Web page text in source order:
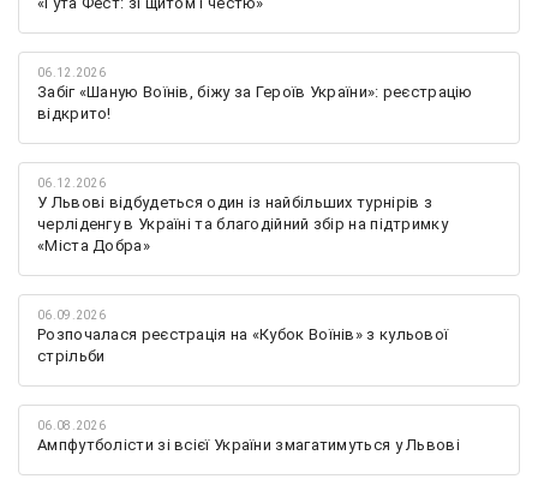
06.12.2026
Забіг «Шаную Воїнів, біжу за Героїв України»: реєстрацію
відкрито!
06.12.2026
У Львові відбудеться один із найбільших турнірів з
черліденгу в Україні та благодійний збір на підтримку
«Міста Добра»
06.09.2026
Розпочалася реєстрація на «Кубок Воїнів» з кульової
стрільби
06.08.2026
Ампфутболісти зі всієї України змагатимуться у Львові